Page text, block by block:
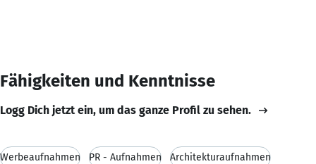
Fähigkeiten und Kenntnisse
Logg Dich jetzt ein, um das ganze Profil zu sehen.
Werbeaufnahmen PR - Aufnahmen Architekturaufnahmen